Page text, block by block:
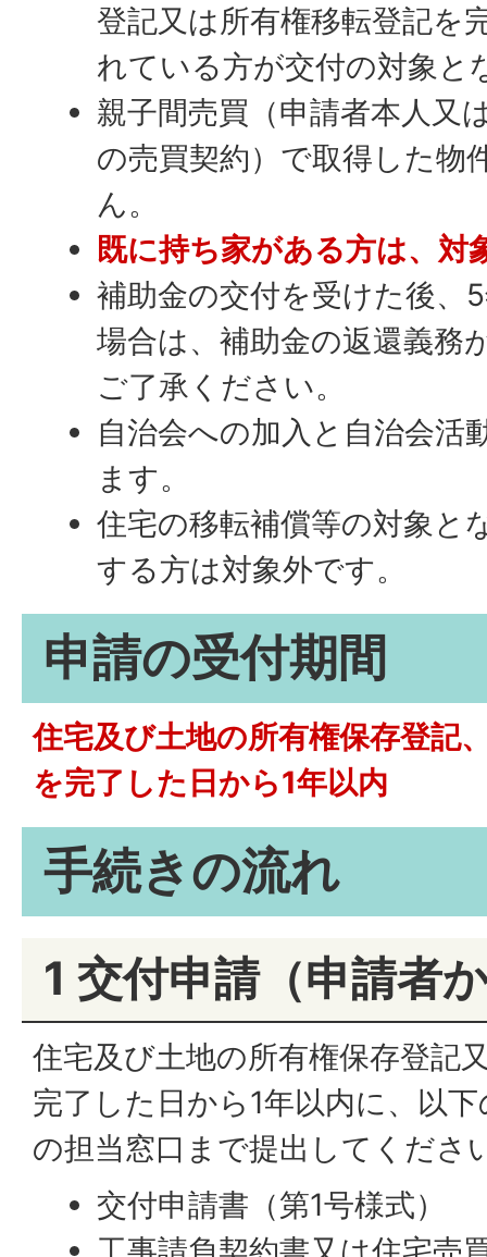
登記又は所有権移転登記を
れている方が交付の対象と
親子間売買（申請者本人又
の売買契約）で取得した物
ん。
既に持ち家がある方は、対
補助金の交付を受けた後、
場合は、補助金の返還義務
ご了承ください。
自治会への加入と自治会活
ます。
住宅の移転補償等の対象と
する方は対象外です。
申請の受付期間
住宅及び土地の所有権保存登記
を完了した日から1年以内
手続きの流れ
1 交付申請（申請者
住宅及び土地の所有権保存登記
完了した日から1年以内に、以
の担当窓口まで提出してくださ
交付申請書（第1号様式）